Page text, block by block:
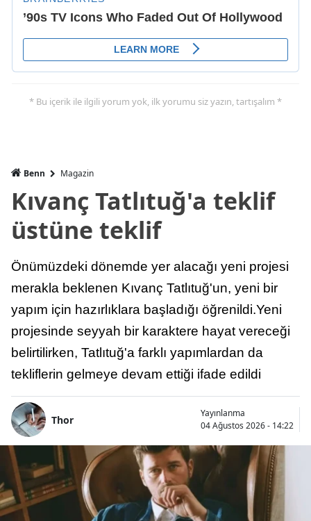
* Bu içerik ile ilgili yorum yok, ilk yorumu siz yazın, tartışalım *
Benn Magazin
Kıvanç Tatlıtuğ'a teklif
üstüne teklif
Önümüzdeki dönemde yer alacağı yeni projesi
merakla beklenen Kıvanç Tatlıtuğ'un, yeni bir
yapım için hazırlıklara başladığı öğrenildi.Yeni
projesinde seyyah bir karaktere hayat vereceği
belirtilirken, Tatlıtuğ'a farklı yapımlardan da
tekliflerin gelmeye devam ettiği ifade edildi
Thor
Yayınlanma
04 Ağustos 2026 - 14:22